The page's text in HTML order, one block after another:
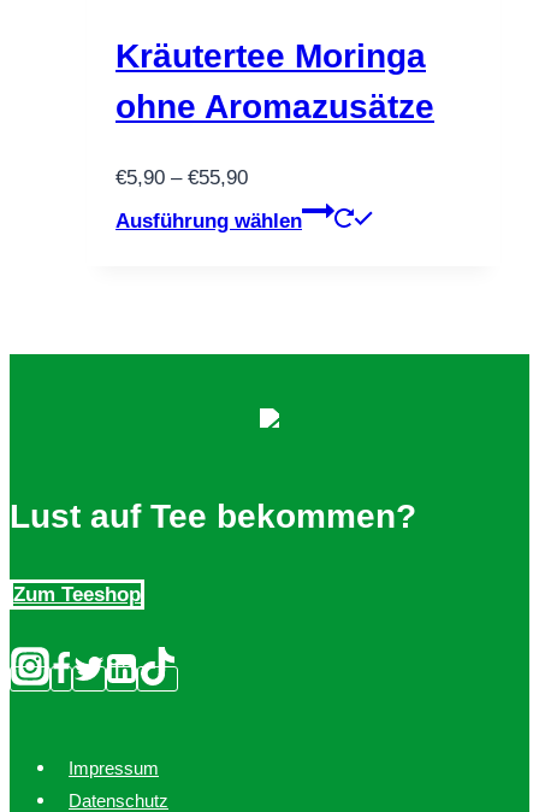
auf
der
Produktseite
Kräutertee Moringa
ohne Aromazusätze
€5,90 – €55,90Preisspanne:
€5,90
Ausführung wählen
Dieses
der
Lust auf Tee bekommen?
Zum Teeshop
Impressum
Datenschutz